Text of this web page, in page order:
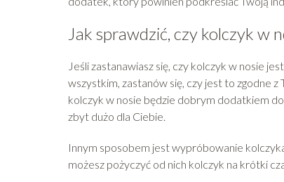
Jak sprawdzić, czy kolczyk w
Jeśli zastanawiasz się, czy kolczyk w nosie
wszystkim, zastanów się, czy jest to zgodne
kolczyk w nosie będzie dobrym dodatkiem
zbyt dużo dla Ciebie.
Innym sposobem jest wypróbowanie
możesz pożyczyć od nich kolczyk na krótki